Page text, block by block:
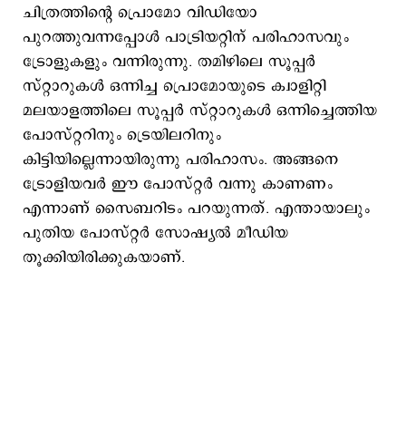
ചിത്രത്തിന്‍റെ പ്രൊമോ വിഡിയോ
പുറത്തുവന്നപ്പോള്‍ പാട്രിയറ്റിന് പരിഹാസവും
ട്രോളുകളും വന്നിരുന്നു. തമിഴിലെ സൂപ്പര്‍
സ്റ്റാറുകള്‍ ഒന്നിച്ച പ്രൊമോയുടെ ക്വാളിറ്റി
മലയാളത്തിലെ സൂപ്പര്‍ സ്റ്റാറുകള്‍ ഒന്നിച്ചെത്തിയ
പോസ്റ്ററിനും ട്രെയിലറിനും
കിട്ടിയില്ലെന്നായിരുന്നു പരിഹാസം. അങ്ങനെ
ട്രോളിയവര്‍ ഈ പോസ്റ്റര്‍ വന്നു കാണണം
എന്നാണ് സൈബറിടം പറയുന്നത്. എന്തായാലും
പുതിയ പോസ്റ്റര്‍ സോഷ്യല്‍ മീഡിയ
തൂക്കിയിരിക്കുകയാണ്.